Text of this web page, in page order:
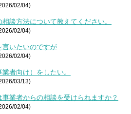
02/04)
談方法について教えてください。
02/04)
いたいのですが
02/04)
者向け）をしたい。
03/13)
業者からの相談を受けられますか？
02/04)